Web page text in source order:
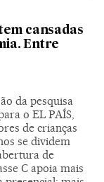
cansadas
Entre
da pesquisa
o EL PAÍS,
de crianças
se dividem
de
C apoia mais